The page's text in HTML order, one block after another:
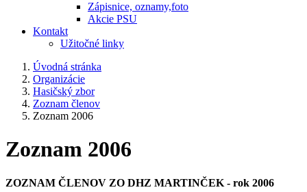
Zápisnice, oznamy,foto
Akcie PSU
Kontakt
Užitočné linky
Úvodná stránka
Organizácie
Hasičský zbor
Zoznam členov
Zoznam 2006
Zoznam 2006
ZOZNAM ČLENOV ZO DHZ MARTINČEK - rok 2006